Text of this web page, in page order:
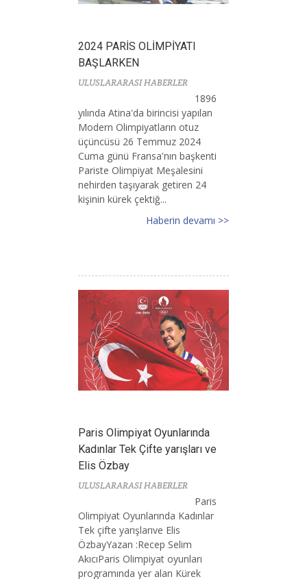
2024 PARİS OLİMPİYATI
BAŞLARKEN
ULUSLARARASI HABERLER
1896
yılında Atina'da birincisi yapılan
Modern Olimpiyatların otuz
üçüncüsü 26 Temmuz 2024
Cuma günü Fransa'nın başkenti
Pariste Olimpiyat Meşalesini
nehirden taşıyarak getiren 24
kişinin kürek çektiğ...
Haberin devamı >>
Paris Olimpiyat Oyunlarında
Kadınlar Tek Çifte yarışları ve
Elis Özbay
ULUSLARARASI HABERLER
Paris
Olimpiyat Oyunlarında Kadınlar
Tek çifte yarışlarıve Elis
ÖzbayYazan :Recep Selim
AkıcıParis Olimpiyat oyunları
programında yer alan Kürek